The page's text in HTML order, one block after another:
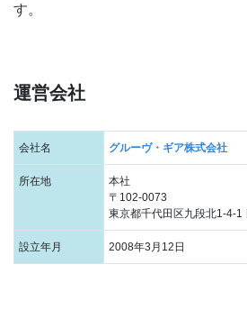
す。
運営会社
会社名 グルーヴ・ギア株式会社
所在地
本社
〒102-0073
東京都千代田区九段北1-4-1
設立年月 2008年3月12日